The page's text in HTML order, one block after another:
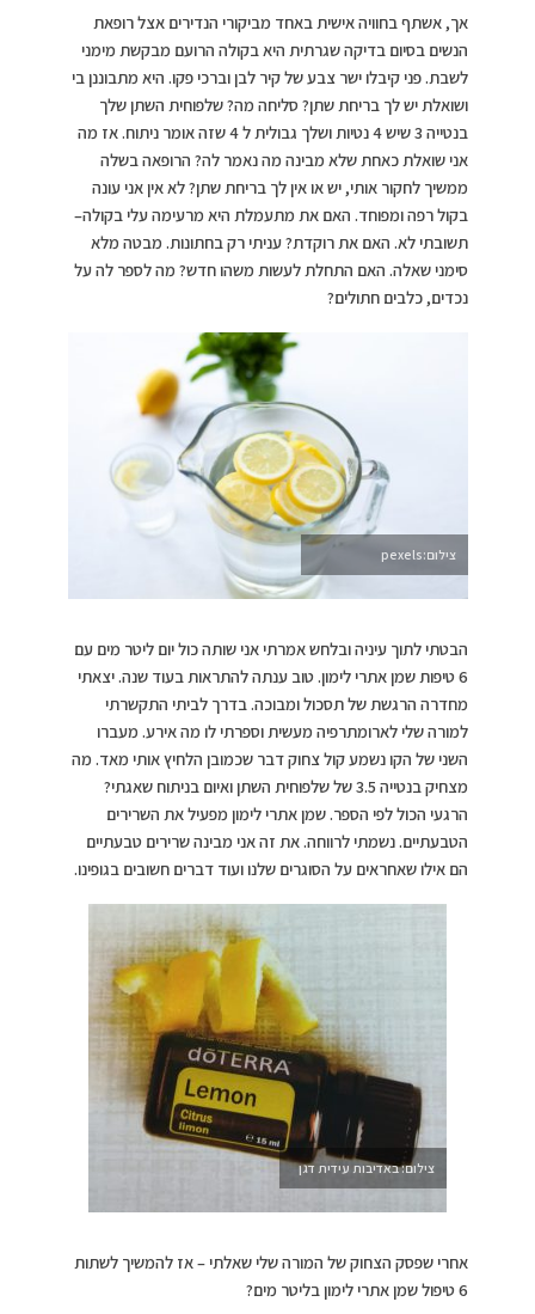
אך, אשתף בחוויה אישית באחד מביקורי הנדירים אצל רופאת
הנשים בסיום בדיקה שגרתית היא בקולה הרועם מבקשת מימני
לשבת. פני קיבלו ישר צבע של קיר לבן וברכי פקו. היא מתבוננן בי
ושואלת יש לך בריחת שתן? סליחה מה? שלפוחית השתן שלך
בנטייה 3 שיש 4 נטיות ושלך גבולית ל 4 שזה אומר ניתוח. אז מה
אני שואלת כאחת שלא מבינה מה נאמר לה? הרופאה בשלה
ממשיך לחקור אותי, יש או אין לך בריחת שתן? לא אין אני עונה
בקול רפה ומפוחד. האם את מתעמלת היא מרעימה עלי בקולה–
תשובתי לא. האם את רוקדת? עניתי רק בחתונות. מבטה מלא
סימני שאלה. האם התחלת לעשות משהו חדש? מה לספר לה על
נכדים, כלבים חתולים?
צילום:pexels
הבטתי לתוך עיניה ובלחש אמרתי אני שותה כול יום ליטר מים עם
6 טיפות שמן אתרי לימון. טוב ענתה להתראות בעוד שנה. יצאתי
מחדרה הרגשת של תסכול ומבוכה. בדרך לביתי התקשרתי
למורה שלי לארומתרפיה מעשית וספרתי לו מה אירע. מעברו
השני של הקו נשמע קול צחוק דבר שכמובן הלחיץ אותי מאד. מה
מצחיק בנטייה 3.5 של שלפוחית השתן ואיום בניתוח שאגתי?
הרגעי הכול לפי הספר. שמן אתרי לימון מפעיל את השרירים
הטבעתיים. נשמתי לרווחה. את זה אני מבינה שרירים טבעתיים
הם אילו שאחראים על הסוגרים שלנו ועוד דברים חשובים בגופינו.
צילום: באדיבות עידית דגן
אחרי שפסק הצחוק של המורה שלי שאלתי – אז להמשיך לשתות
6 טיפול שמן אתרי לימון בליטר מים?